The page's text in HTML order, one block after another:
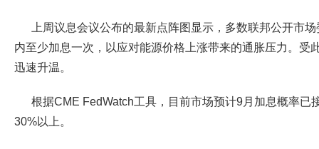
上周议息会议公布的最新点阵图显示，多数联邦公开市
内至少加息一次，以应对能源价格上涨带来的通胀压力。受
迅速升温。
根据CME FedWatch工具，目前市场预计9月加息概率已
30%以上。